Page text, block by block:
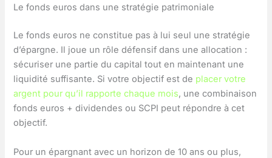
Le fonds euros dans une stratégie patrimoniale
Le fonds euros ne constitue pas à lui seul une stratégie
d’épargne. Il joue un rôle défensif dans une allocation :
sécuriser une partie du capital tout en maintenant une
liquidité suffisante. Si votre objectif est de placer votre
argent pour qu’il rapporte chaque mois, une combinaison
fonds euros + dividendes ou SCPI peut répondre à cet
objectif.
Pour un épargnant avec un horizon de 10 ans ou plus,